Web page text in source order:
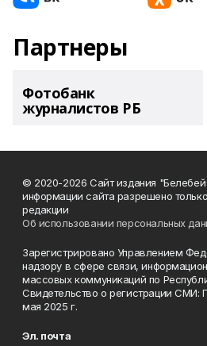
Партнеры
Фотобанк
журналистов РБ
© 2020-2026 Сайт издания
информации сайта разрешено
редакции
Об использовании персональных
Зарегистрировано Управлением
надзору в сфере связи,
массовых коммуникаций по
Свидетельство о регистрации СМИ:
мая 2025 г.
Эл. почта